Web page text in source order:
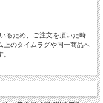
るため、ご注文を頂いた時
上のタイムラグや同一商品へ